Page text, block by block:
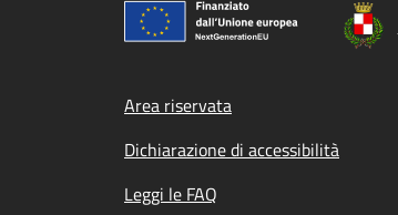
Footer menu
Area riservata
Dichiarazione di accessibilità
Leggi le FAQ